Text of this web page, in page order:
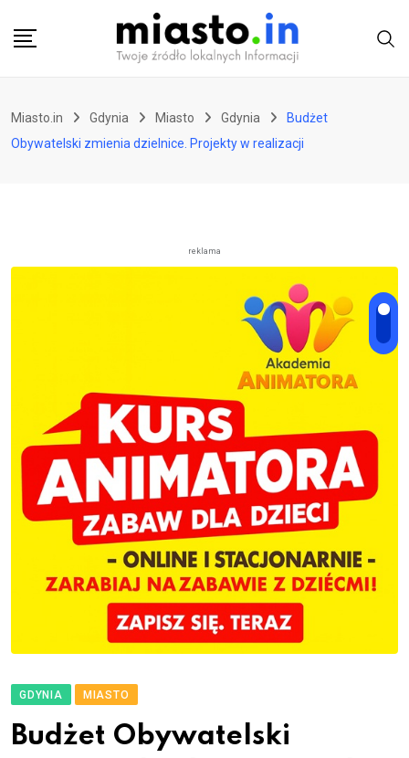
Miasto.in Gdynia Miasto Gdynia
Budżet
Obywatelski zmienia dzielnice. Projekty w realizacji
reklama
GDYNIA MIASTO
Budżet Obywatelski